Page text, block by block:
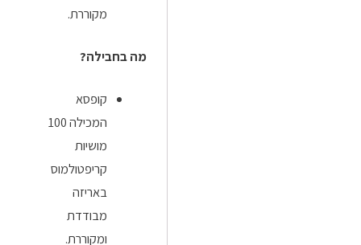
מקוררת.
מה בחבילה?
קופסא
המכילה 100
מושיות
קריפטולמוס
באריזה
מבודדת
ומקוררת.